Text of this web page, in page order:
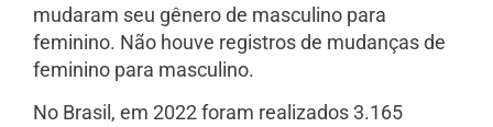
mudaram seu gênero de masculino para
feminino. Não houve registros de mudanças de
feminino para masculino.
No Brasil, em 2022 foram realizados 3.165